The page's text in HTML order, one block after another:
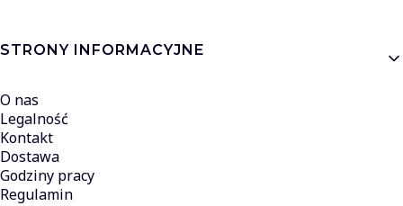
Linki w stopce
STRONY INFORMACYJNE
O nas
Legalność
Kontakt
Dostawa
Godziny pracy
Regulamin